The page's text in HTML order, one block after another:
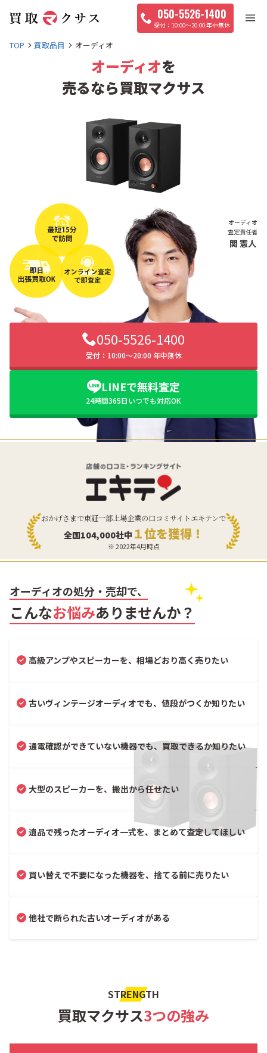
050-5526-1400
10:00〜20:00 年中無休
TOP 買取品目 オーディオ
オーディオを
売るなら買取マクサス
オーディオ
査定責任者
関 憲人
050-5526-1400
受付：10:00〜20:00 年中無休
LINEで無料査定
24時間365日いつでも対応OK
おかげさまで東証一部上場企業の口コミサイトエキテンで
全国104,000社中 １位を獲得！
※ 2022年4月時点
オーディオの処分・売却で、
こんなお悩みありませんか？
高級アンプやスピーカーを、相場どおり高く売りたい
古いヴィンテージオーディオでも、値段がつくか知りたい
通電確認ができていない機器でも、買取できるか知りたい
大型のスピーカーを、搬出から任せたい
遺品で残ったオーディオ一式を、まとめて査定してほしい
買い替えで不要になった機器を、捨てる前に売りたい
他社で断られた古いオーディオがある
STRENGTH
買取マクサス3つの強み